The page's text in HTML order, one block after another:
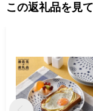
この返礼品を見